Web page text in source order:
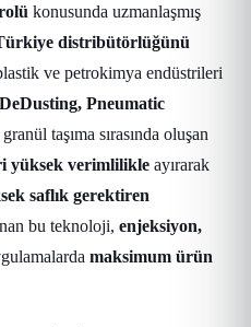
konusunda uzmanlaşmış
distribütörlüğünü
ve petrokimya endüstrileri
Pneumatic
taşıma sırasında oluşan
yüksek verimlilikle ayırarak
saflık gerektiren
bu teknoloji, enjeksiyon,
maksimum ürün